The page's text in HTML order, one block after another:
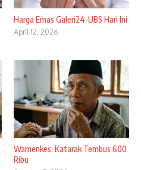
Harga Emas Galeri24-UBS Hari Ini
April 12, 2026
Wamenkes: Katarak Tembus 600
Ribu